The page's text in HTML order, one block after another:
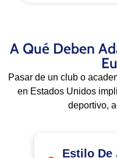
A Qué Deben
Pasar de un club o
en Estados Unidos
deportivo,
Estilo De